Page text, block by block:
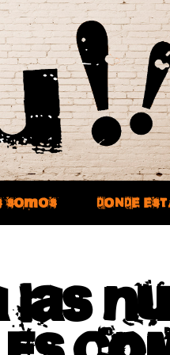
SOMOS DONDE
las